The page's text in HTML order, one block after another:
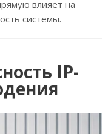
влияет на
системы.
IP-